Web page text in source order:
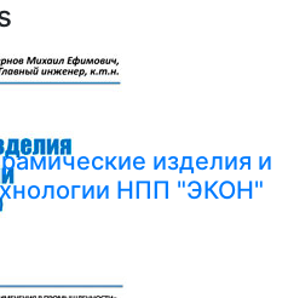
изделия и
НПП "ЭКОН"